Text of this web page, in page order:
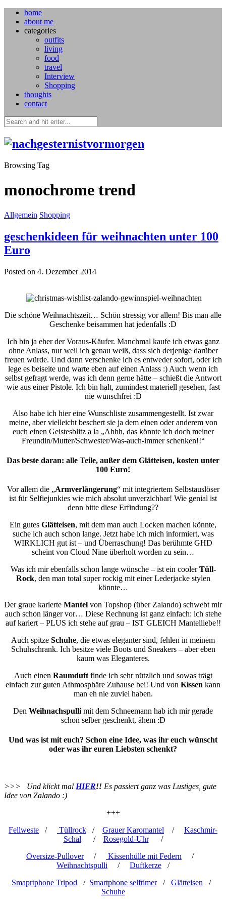
home
about me
categories
outfits
living
food
travel
Interview
Shopping
thoughts
contact
Browsing Tag
monochrome trend
Allgemein Shopping
geschenkideen für weihnachten unter 100
Euro
Posted on 4. Dezember 2014
Die schöne Weihnachtszeit… Schön stressig vor allem! Bis man alle
Geschenke beisammen hat jedenfalls :D
Ich bin ja eher der Voraus-Käufer. Manchmal kaufe ich etwas ganz
ohne Anlass, nur weil ich genau weiß, dass sich derjenige darüber
freuen würde. Und dann verschenke ich es entweder sofort, oder ich
lege es beiseite und warte eben auf einen Anlass :) Auch wenn ich
selbst gefragt werde, was ich denn gerne hätte – schießt die Antwort
wie aus einer Pistole. Ich bin halt, zumindest materiell gesehen, fast
nie wunschfrei :D
Also habe ich hier eine Wunschliste zusammengestellt. Ist zwar
meine, aber vielleicht beschert sie ja dem einen oder anderem von
euch einen Geistesblitz a la „Ahhh, das könnte ich doch meiner
Freundin/Mutter/Schwester/Was-auch-immer schenken!!“
Das beste daran: alle Teile, außer dem Glätteisen, kosten unter
100 Euro!
Vor allem die „Armverlängerung“ mit integriertem Selbstauslöser
ist für Selfiejunkies wie mich absolut unverzichbar! Wie genial ist
denn bitte diese Erfindung??
Ein gutes Glätteisen, mit dem man auch Locken machen könnte,
suche ich auch schon lange. Jetzt habe ich mich informiert, was
WIRKLICH gut ist – und Überraschung! Das berühmte GHD
scheint von Cloud Nine überholt worden zu sein…
Was ich mir ebenfalls schon lange wünsche – ist ein coolerTüll-
Rock, den man total super rockig mit einer Lederjacke stylen
könnte…
Der graue karierte Mantel von Topshop (über Zalando) schwebt mir
auch schon länger vor… Diese Rechnung ist ganz einfach: ich stehe
auf kariert – PLUS ich stehe auf grau – IST GLEICH Mantelliebe!!
Auch spitze Schuhe, die etwas eleganter sind, fehlen in meinem
Schuhschrank. Ich besitze viele Boots und Sneakers – aber eben
kaum was Eleganteres.
Auch einen Raumduftfinde ich sehr nützlich und sowas trägt
einfach zur guten Athmosphäre Zuhause bei! Und von Kissen kann
man eh nie zuviel haben.
Den Weihnachspulli mit dem Schneemann hab ich mir gerade
schon selber geschenkt, ähem :D
Und was ist mit euch? Schon eine Idee, was ihr euch wünscht
oder was ihr euren Liebsten schenkt?
>>> Und klickt mal HIER!! Es passiert ganz was Lustiges, gute
Idee von Zalando :)
+++
Fellweste / Tüllrock / Grauer Karomantel / Kaschmir-
Schal / Rosegold-Uhr/
Oversize-Pullover/ Kissenhülle mit Federn /
Weihnachtspulli / Duftkerze /
Smaprtphone Tripod / Smartphone selftimer/ Glätteisen /
Schuhe